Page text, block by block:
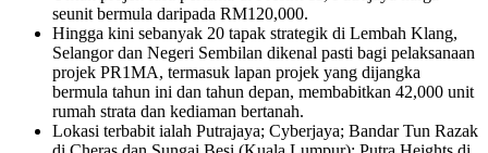
seunit bermula daripada RM120,000.
Hingga kini sebanyak 20 tapak strategik di Lembah Klang,
Selangor dan Negeri Sembilan dikenal pasti bagi pelaksanaan
projek PR1MA, termasuk lapan projek yang dijangka
bermula tahun ini dan tahun depan, membabitkan 42,000 unit
rumah strata dan kediaman bertanah.
Lokasi terbabit ialah Putrajaya; Cyberjaya; Bandar Tun Razak